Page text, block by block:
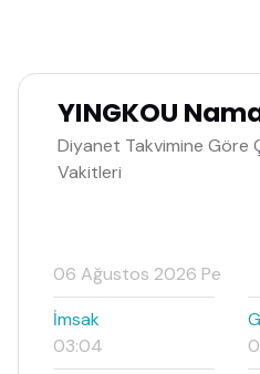
YINGKOU
Diyanet Takvimine Göre
Vakitleri
06 Ağustos 2026 Pe
İmsak
03:04